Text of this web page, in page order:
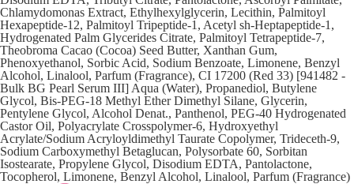
Chlamydomonas Extract, Ethylhexylglycerin, Lecithin, Palmitoyl
Hexapeptide-12, Palmitoyl Tripeptide-1, Acetyl sh-Heptapeptide-1,
Hydrogenated Palm Glycerides Citrate, Palmitoyl Tetrapeptide-7,
Theobroma Cacao (Cocoa) Seed Butter, Xanthan Gum,
Phenoxyethanol, Sorbic Acid, Sodium Benzoate, Limonene, Benzyl
Alcohol, Linalool, Parfum (Fragrance), CI 17200 (Red 33) [941482 -
Bulk BG Pearl Serum III] Aqua (Water), Propanediol, Butylene
Glycol, Bis-PEG-18 Methyl Ether Dimethyl Silane, Glycerin,
Pentylene Glycol, Alcohol Denat., Panthenol, PEG-40 Hydrogenated
Castor Oil, Polyacrylate Crosspolymer-6, Hydroxyethyl
Acrylate/Sodium Acryloyldimethyl Taurate Copolymer, Trideceth-9,
Sodium Carboxymethyl Betaglucan, Polysorbate 60, Sorbitan
Isostearate, Propylene Glycol, Disodium EDTA, Pantolactone,
Tocopherol, Limonene, Benzyl Alcohol, Linalool, Parfum (Fragrance)